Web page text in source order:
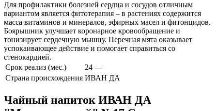
Для профилактики болезней сердца и сосудов отличным
вариантом является фитотерапия – в растениях содержится
масса витаминов и минералов, эфирных масел и фитонцидов.
Боярышник улучшает коронарное кровообращение и
тонизирует сердечную мышцу. Перечная мята оказывает
успокаивающее действие и помогает справиться со
стенокардией.
Срок реализ (мес.)
24 —
Страна происхождения ИВАН ДА
Чайный напиток ИВАН ДА